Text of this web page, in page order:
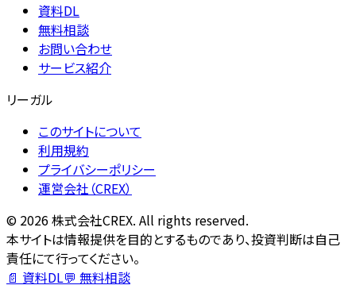
資料DL
無料相談
お問い合わせ
サービス紹介
リーガル
このサイトについて
利用規約
プライバシーポリシー
運営会社（CREX）
© 2026株式会社CREX. All rights reserved.
本サイトは情報提供を目的とするものであり、投資判断は自己
責任にて行ってください。
📄 資料DL💬 無料相談